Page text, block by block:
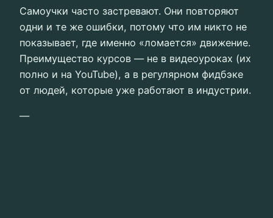
Самоучки часто застревают. Они повторяют
одни и те же ошибки, потому что им никто не
показывает, где именно «ломается» движение.
Преимущество курсов — не в видеоуроках (их
полно и на YouTube), а в регулярном фидбэке
от людей, которые уже работают в индустрии.
—